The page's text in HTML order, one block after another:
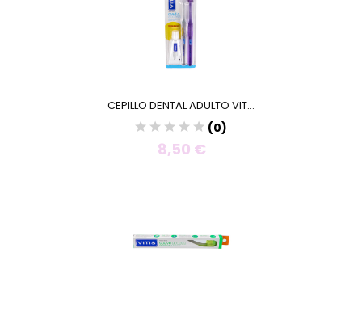
CEPILLO DENTAL ADULTO VIT...
(0)
8,50 €